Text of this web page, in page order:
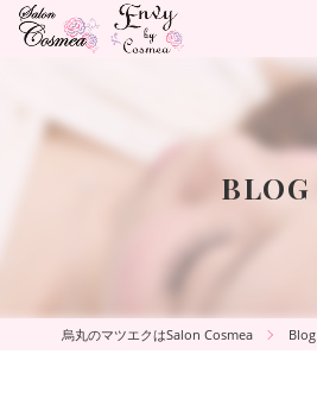
BLOG
烏丸のマツエクはSalon Cosmea Blog